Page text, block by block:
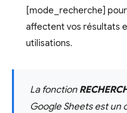
[mode_recherche]
affectent vos résultats
utilisations.
La fonction
Google Sheets est un